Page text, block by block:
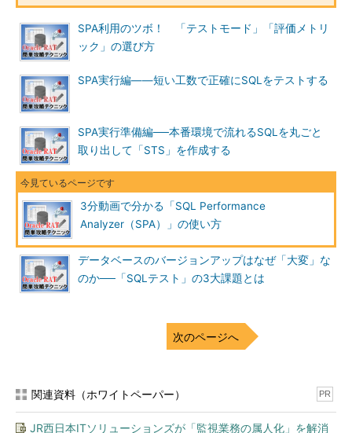
SPA利用のツボ！ 「テストモード」「評価メトリ
ック」の選び方
SPA実行編――短い工数で正確にSQLをテストする
SPA実行準備編──本番環境で流れるSQLを丸ごと
取り出して「STS」を作成する
3分動画で分かる「SQL Performance
Analyzer（SPA）」の使い方
データベースのバージョンアップはなぜ「大変」な
のか──「SQLテスト」の3大課題とは
次のページへ
関連資料（ホワイトペーパー） PR
JR西日本ITソリューションズが「監視業務の属人化」を解消